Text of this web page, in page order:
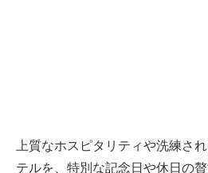
上質なホスピタリティや洗練さ
テルを、特別な記念日や休日の